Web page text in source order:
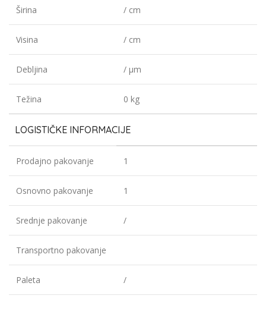
Širina / cm
Visina / cm
Debljina / µm
Težina 0 kg
LOGISTIČKE INFORMACIJE
Prodajno pakovanje 1
Osnovno pakovanje 1
Srednje pakovanje /
Transportno pakovanje
Paleta /